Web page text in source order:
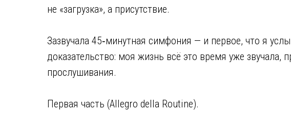
не «загрузка», а присутствие.
Зазвучала 45‑минутная симфония — и первое, что я
доказательство: моя жизнь всё это время уже звучала,
прослушивания.
Первая часть (Allegro della Routine).